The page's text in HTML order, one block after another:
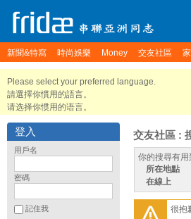
新聞&特寫 時尚娛樂 Money 交友社區
Please select your preferred language.
請選擇你慣用的語言。
请选择你惯用的语言。
登入
用戶名
密碼
記住我
交友社區 :
你的搜尋有
所在地點
在線上
很抱